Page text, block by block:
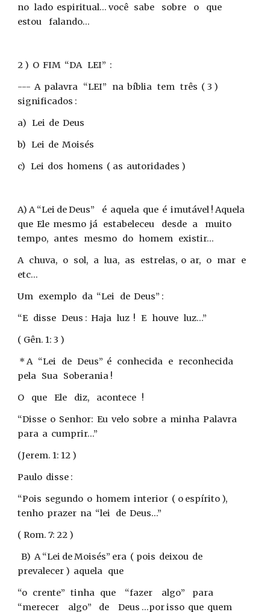
no lado espiritual... você sabe sobre o que
estou falando...
2 ) O FIM “DA LEI” :
--- A palavra “LEI” na bíblia tem três ( 3 )
significados :
a) Lei de Deus
b) Lei de Moisés
c) Lei dos homens ( as autoridades )
A) A “Lei de Deus” é aquela que é imutável ! Aquela
que Ele mesmo já estabeleceu desde a muito
tempo, antes mesmo do homem existir...
A chuva, o sol, a lua, as estrelas, o ar, o mar e
etc...
Um exemplo da “Lei de Deus” :
“E disse Deus : Haja luz ! E houve luz...”
( Gên. 1: 3 )
* A “Lei de Deus” é conhecida e reconhecida
pela Sua Soberania !
O que Ele diz, acontece !
“Disse o Senhor: Eu velo sobre a minha Palavra
para a cumprir...”
(Jerem. 1: 12 )
Paulo disse :
“Pois segundo o homem interior ( o espírito ),
tenho prazer na “lei de Deus...”
( Rom. 7: 22 )
B) A “Lei de Moisés” era ( pois deixou de
prevalecer ) aquela que
“o crente” tinha que “fazer algo” para
“merecer algo” de Deus ...por isso que quem